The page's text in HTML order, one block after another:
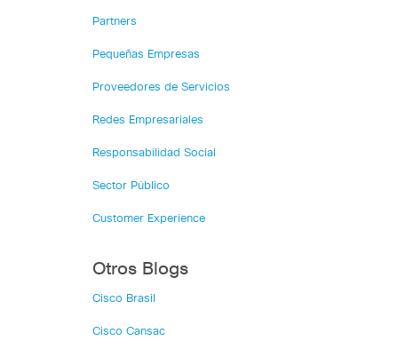
Partners
Pequeñas Empresas
Proveedores de Servicios
Redes Empresariales
Responsabilidad Social
Sector Público
Customer Experience
Otros Blogs
Cisco Brasil
Cisco Cansac